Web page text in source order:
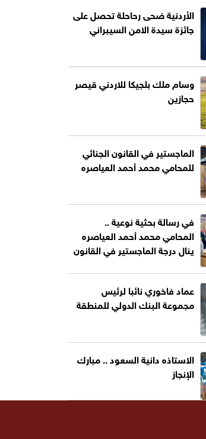
الأردنية ضحى رحاحلة تحصل على
جائزة سيدة الامن السيبراني
وسام ملك بلجيكا للاردني قيصر
حجازين
الماجستير في القانون الجنائي
للمحامي محمد أحمد العياصره
في رسالة بحثية نوعية ..
المحامي محمد أحمد العياصره
ينال درجة الماجستير في القانون
عماد فاخوري نائبا لرئيس
مجموعة البنك الدولي للمنطقة
الاستاذه دانية السعود .. مبارك
الإنجاز